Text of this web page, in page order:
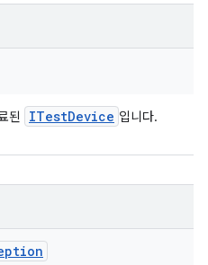
된 ITestDevice 입니다.